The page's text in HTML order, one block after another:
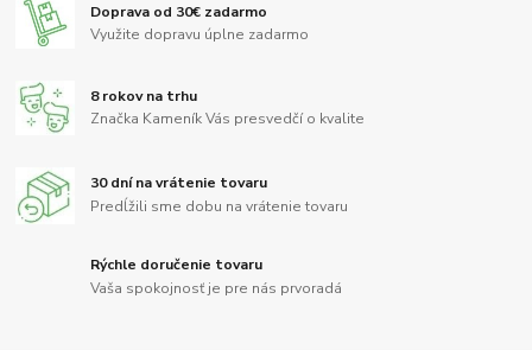
Doprava od 30€ zadarmo
Využite dopravu úplne zadarmo
8 rokov na trhu
Značka Kameník Vás presvedčí o kvalite
30 dní na vrátenie tovaru
Predĺžili sme dobu na vrátenie tovaru
Rýchle doručenie tovaru
Vaša spokojnosť je pre nás prvoradá